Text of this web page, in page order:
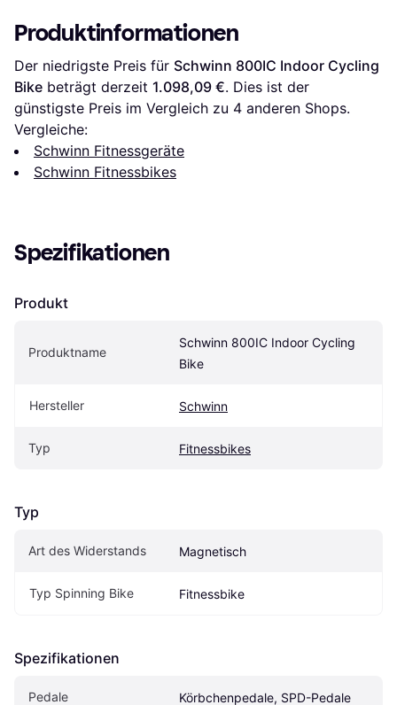
Produktinformationen
Der niedrigste Preis für Schwinn 800IC Indoor Cycling
Bike beträgt derzeit 1.098,09 €. Dies ist der
günstigste Preis im Vergleich zu 4 anderen Shops.
Vergleiche:
Schwinn Fitnessgeräte
Schwinn Fitnessbikes
Spezifikationen
Produkt
Produktname
Schwinn 800IC Indoor Cycling
Bike
Hersteller Schwinn
Typ Fitnessbikes
Typ
Art des Widerstands Magnetisch
Typ Spinning Bike Fitnessbike
Spezifikationen
Pedale Körbchenpedale, SPD-Pedale